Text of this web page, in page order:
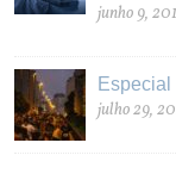
junho 9,
julho 29,